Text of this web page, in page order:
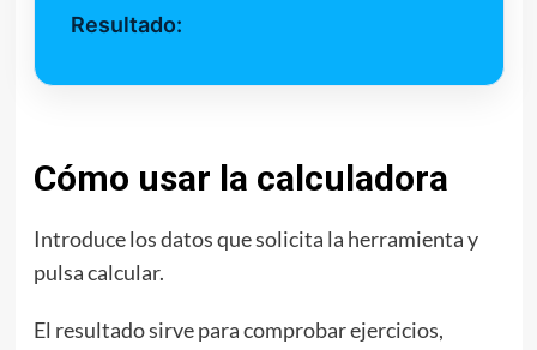
Resultado:
Cómo usar la calculadora
Introduce los datos que solicita la herramienta y
pulsa calcular.
El resultado sirve para comprobar ejercicios,